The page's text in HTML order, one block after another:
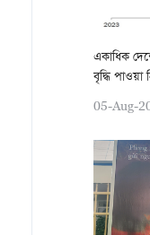
একাধিক
বৃদ্ধি
05-Aug-